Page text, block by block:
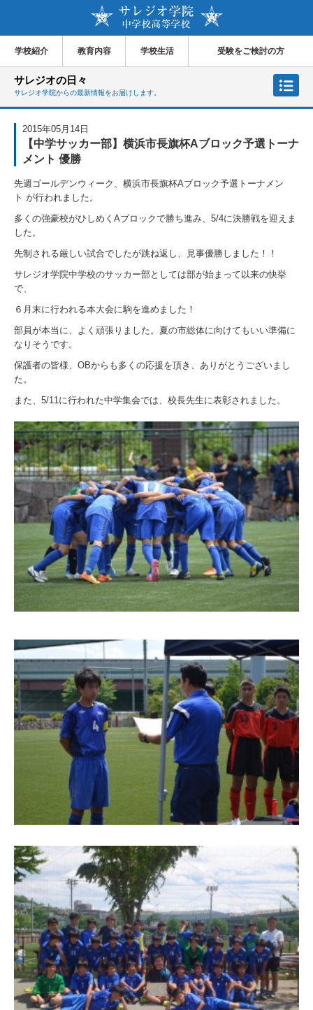
学校紹介 教育内容 学校生活 受験をご検討の方
サレジオの日々
サレジオ学院からの最新情報をお届けします。
2015年05月14日
【中学サッカー部】横浜市長旗杯Aブロック予選トーナ
メント 優勝
先週ゴールデンウィーク、横浜市長旗杯Aブロック予選トーナメン
ト が行われました。
多くの強豪校がひしめくAブロックで勝ち進み、5/4に決勝戦を迎えま
した。
先制される厳しい試合でしたが跳ね返し、見事優勝しました！！
サレジオ学院中学校のサッカー部としては部が始まって以来の快挙
で、
６月末に行われる本大会に駒を進めました！
部員が本当に、よく頑張りました。夏の市総体に向けてもいい準備に
なりそうです。
保護者の皆様、OBからも多くの応援を頂き、ありがとうございまし
た。
また、5/11に行われた中学集会では、校長先生に表彰されました。